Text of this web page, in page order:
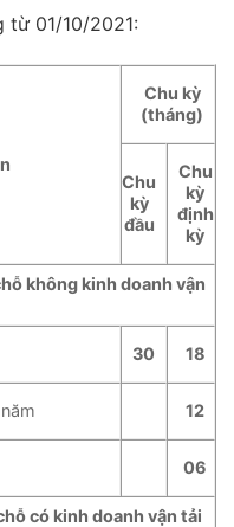
từ 01/10/2021:
Chu kỳ
(tháng)
Chu
kỳ
đầu
Chu
kỳ
định
kỳ
không kinh doanh vận
30 18
12
06
có kinh doanh vận tải